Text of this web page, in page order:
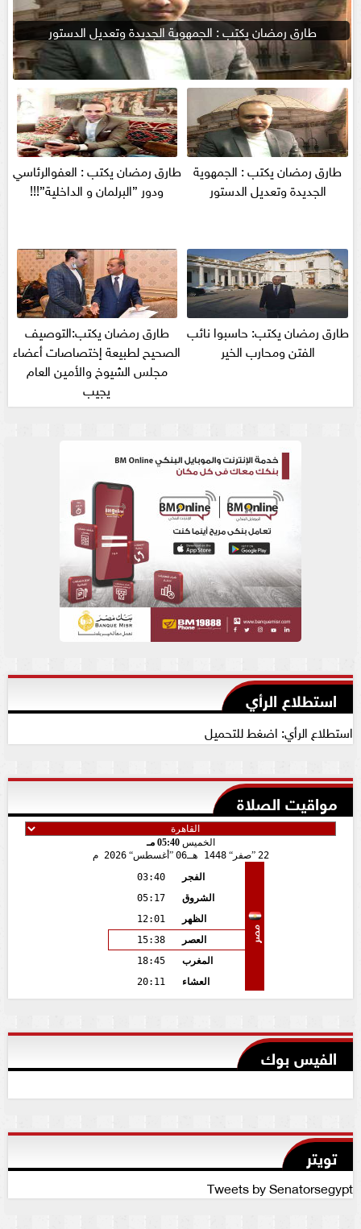
طارق رمضان يكتب : الجمهوية الجديدة وتعديل الدستور
طارق رمضان يكتب : الجمهوية
الجديدة وتعديل الدستور
طارق رمضان يكتب : العفوالرئاسي
ودور ”البرلمان و الداخلية”!!!
طارق رمضان يكتب: حاسبوا نائب
الفتن ومحارب الخير
طارق رمضان يكتب:التوصيف
الصحيح لطبيعة إختصاصات أعضاء
مجلس الشيوخ والأمين العام
يجيب
استطلاع الرأي
استطلاع الرأي: اضغط للتحميل
مواقيت الصلاة
الخميس05:40 مـ
22
صفر 1448 هـ 06 أغسطس 2026 م
مصر
الفجر
03:40
الشروق
05:17
الظهر
12:01
العصر
15:38
المغرب
18:45
العشاء
20:11
الفيس بوك
تويتر
Tweets by Senatorsegypt